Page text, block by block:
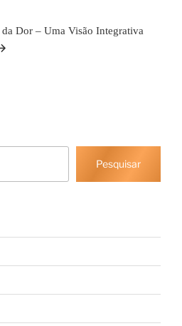
Dor – Uma Visão Integrativa
Pesquisar